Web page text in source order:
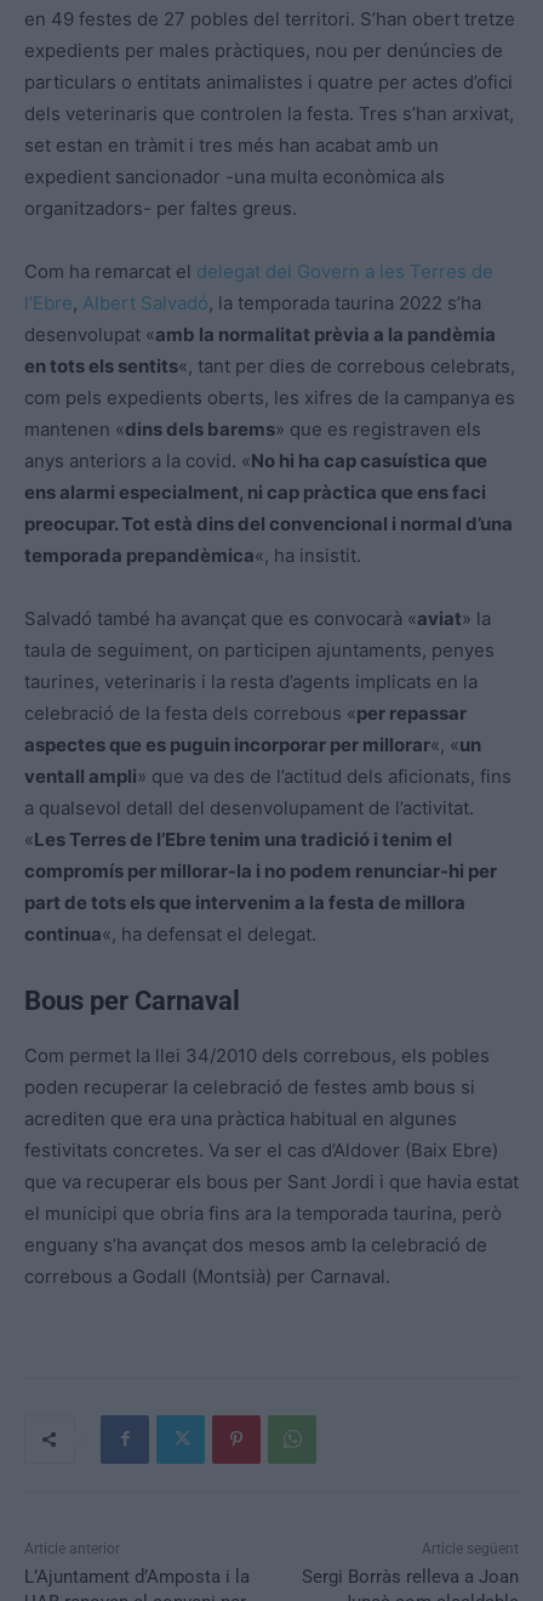
en 49 festes de 27 pobles del territori. S’han obert tretze
expedients per males pràctiques, nou per denúncies de
particulars o entitats animalistes i quatre per actes d’ofici
dels veterinaris que controlen la festa. Tres s’han arxivat,
set estan en tràmit i tres més han acabat amb un
expedient sancionador -una multa econòmica als
organitzadors- per faltes greus.
Com ha remarcat el delegat del Govern a les Terres de
l’Ebre, Albert Salvadó, la temporada taurina 2022 s’ha
desenvolupat «amb la normalitat prèvia a la pandèmia
en tots els sentits«, tant per dies de correbous celebrats,
com pels expedients oberts, les xifres de la campanya es
mantenen «dins dels barems» que es registraven els
anys anteriors a la covid. «No hi ha cap casuística que
ens alarmi especialment, ni cap pràctica que ens faci
preocupar. Tot està dins del convencional i normal d’una
temporada prepandèmica«, ha insistit.
Salvadó també ha avançat que es convocarà «aviat» la
taula de seguiment, on participen ajuntaments, penyes
taurines, veterinaris i la resta d’agents implicats en la
celebració de la festa dels correbous «per repassar
aspectes que es puguin incorporar per millorar«, «un
ventall ampli» que va des de l’actitud dels aficionats, fins
a qualsevol detall del desenvolupament de l’activitat.
«Les Terres de l’Ebre tenim una tradició i tenim el
compromís per millorar-la i no podem renunciar-hi per
part de tots els que intervenim a la festa de millora
continua«, ha defensat el delegat.
Bous per Carnaval
Com permet la llei 34/2010 dels correbous, els pobles
poden recuperar la celebració de festes amb bous si
acrediten que era una pràctica habitual en algunes
festivitats concretes. Va ser el cas d’Aldover (Baix Ebre)
que va recuperar els bous per Sant Jordi i que havia estat
el municipi que obria fins ara la temporada taurina, però
enguany s’ha avançat dos mesos amb la celebració de
correbous a Godall (Montsià) per Carnaval.
Article anterior
L’Ajuntament d’Amposta i la
Article següent
Sergi Borràs relleva a Joan